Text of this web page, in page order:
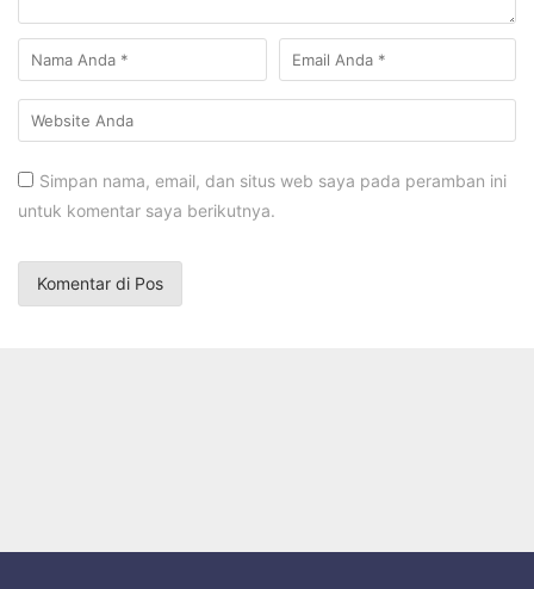
Simpan nama, email, dan situs web saya pada peramban ini
untuk komentar saya berikutnya.